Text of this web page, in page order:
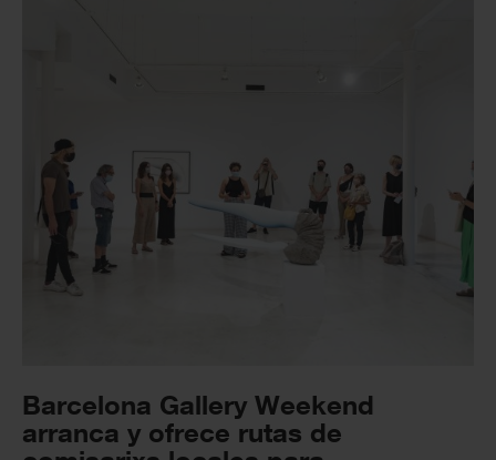
Barcelona Gallery Weekend
arranca y ofrece rutas de